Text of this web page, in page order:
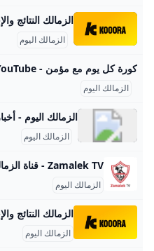
الزمالك اليوم
الزمالك اليوم
الزمالك اليوم
الزمالك اليوم
الزمالك اليوم